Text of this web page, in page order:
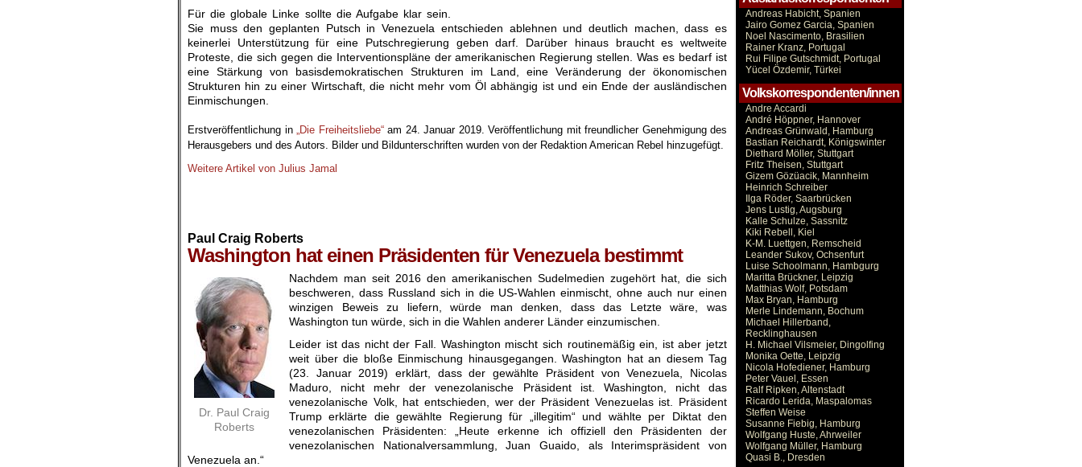
Für die globale Linke sollte die Aufgabe klar sein.
Sie muss den geplanten Putsch in Venezuela entschieden ablehnen und deutlich machen, dass es
keinerlei Unterstützung für eine Putschregierung geben darf. Darüber hinaus braucht es weltweite
Proteste, die sich gegen die Interventionspläne der amerikanischen Regierung stellen. Was es bedarf ist
eine Stärkung von basisdemokratischen Strukturen im Land, eine Veränderung der ökonomischen
Strukturen hin zu einer Wirtschaft, die nicht mehr vom Öl abhängig ist und ein Ende der ausländischen
Einmischungen.
Erstveröffentlichung in „Die Freiheitsliebe“am 24. Januar 2019. Veröffentlichung mit freundlicher Genehmigung des
Herausgebers und des Autors. Bilder und Bildunterschriften wurden von der Redaktion American Rebel hinzugefügt.
Weitere Artikel von Julius Jamal
Paul Craig Roberts
Washington hat einen Präsidenten für Venezuela bestimmt
Dr. Paul Craig
Roberts
Nachdem man seit 2016 den amerikanischen Sudelmedien zugehört hat, die sich
beschweren, dass Russland sich in die US-Wahlen einmischt, ohne auch nur einen
winzigen Beweis zu liefern, würde man denken, dass das Letzte wäre, was
Washington tun würde, sich in die Wahlen anderer Länder einzumischen.
Leider ist das nicht der Fall. Washington mischt sich routinemäßig ein, ist aber jetzt
weit über die bloße Einmischung hinausgegangen. Washington hat an diesem Tag
(23. Januar 2019) erklärt, dass der gewählte Präsident von Venezuela, Nicolas
Maduro, nicht mehr der venezolanische Präsident ist. Washington, nicht das
venezolanische Volk, hat entschieden, wer der Präsident Venezuelas ist. Präsident
Trump erklärte die gewählte Regierung für „illegitim“ und wählte per Diktat den
venezolanischen Präsidenten: „Heute erkenne ich offiziell den Präsidenten der
venezolanischen Nationalversammlung, Juan Guaido, als Interimspräsident von
Venezuela an.“
Andreas Habicht, Spanien
Jairo Gomez Garcia, Spanien
Noel Nascimento, Brasilien
Rainer Kranz, Portugal
Rui Filipe Gutschmidt, Portugal
Yücel Özdemir, Türkei
Volkskorrespondenten/innen
Andre Accardi
André Höppner, Hannover
Andreas Grünwald, Hamburg
Bastian Reichardt, Königswinter
Diethard Möller, Stuttgart
Fritz Theisen, Stuttgart
Gizem Gözüacik, Mannheim
Heinrich Schreiber
Ilga Röder, Saarbrücken
Jens Lustig, Augsburg
Kalle Schulze, Sassnitz
Kiki Rebell, Kiel
K-M. Luettgen, Remscheid
Leander Sukov, Ochsenfurt
Luise Schoolmann, Hambgurg
Maritta Brückner, Leipzig
Matthias Wolf, Potsdam
Max Bryan, Hamburg
Merle Lindemann, Bochum
Michael Hillerband,
Recklinghausen
H. Michael Vilsmeier, Dingolfing
Monika Oette, Leipzig
Nicola Hofediener, Hamburg
Peter Vauel, Essen
Ralf Ripken, Altenstadt
Ricardo Lerida, Maspalomas
Steffen Weise
Susanne Fiebig, Hamburg
Wolfgang Huste, Ahrweiler
Wolfgang Müller, Hamburg
Quasi B., Dresden